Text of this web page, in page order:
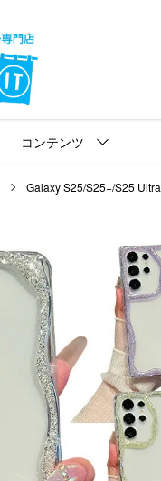
コンテンツ
Galaxy S25/S25+/S25 Ultra